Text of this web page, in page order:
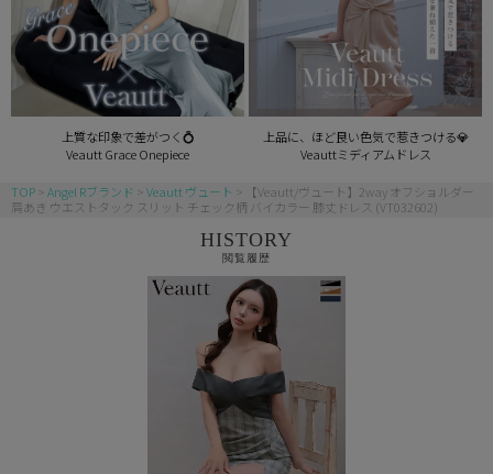
上質な印象で差がつく💍
Veautt Grace Onepiece
上品に、ほど良い色気で惹きつける💎
Veauttミディアムドレス
TOP Angel Rブランド Veautt ヴュート
【Veautt/ヴュート】2way オフショルダー
肩あき ウエストタック スリット チェック柄 バイカラー 膝丈ドレス (VT032602)
HISTORY
閲覧履歴